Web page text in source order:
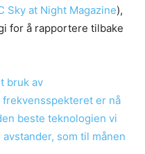
Sky at Night Magazine),
for å rapportere tilbake
bruk av
frekvensspekteret er nå
beste teknologien vi
som til månen